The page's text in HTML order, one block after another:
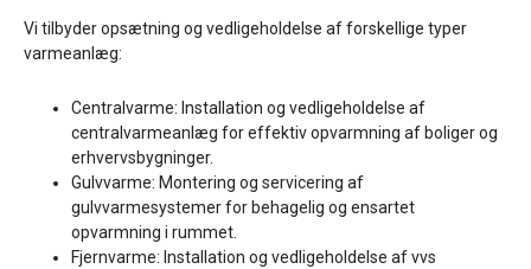
Vi tilbyder opsætning og vedligeholdelse af forskellige typer
varmeanlæg:
Centralvarme: Installation og vedligeholdelse af
centralvarmeanlæg for effektiv opvarmning af boliger og
erhvervsbygninger.
Gulvvarme: Montering og servicering af
gulvvarmesystemer for behagelig og ensartet
opvarmning i rummet.
Fjernvarme: Installation og vedligeholdelse af vvs